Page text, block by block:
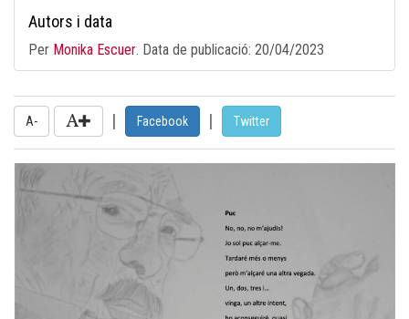
Autors i data
Per Monika Escuer. Data de publicació: 20/04/2023
A- | Facebook | Twitter